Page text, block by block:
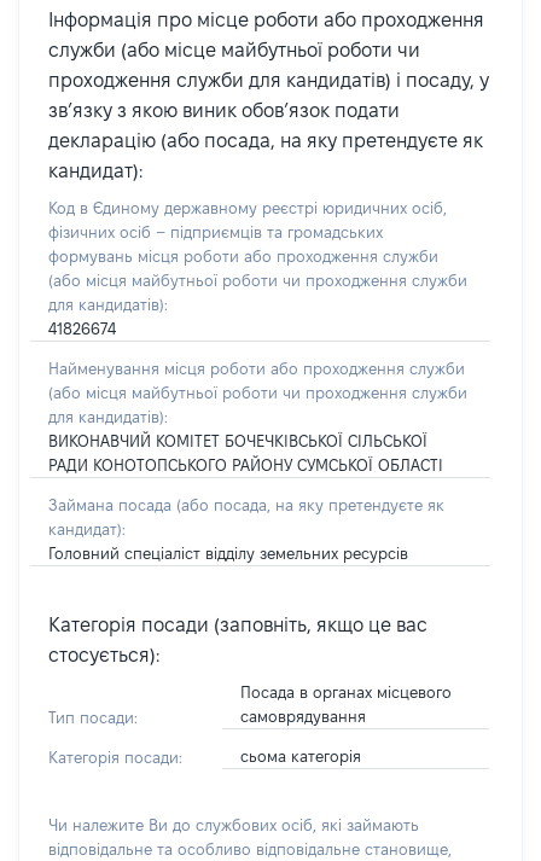
Інформація про місце роботи або проходження
служби (або місце майбутньої роботи чи
проходження служби для кандидатів) і посаду, у
зв’язку з якою виник обов’язок подати
декларацію (або посада, на яку претендуєте як
кандидат):
Код в Єдиному державному реєстрі юридичних осіб,
фізичних осіб – підприємців та громадських
формувань місця роботи або проходження служби
(або місця майбутньої роботи чи проходження служби
для кандидатів):
41826674
Найменування місця роботи або проходження служби
(або місця майбутньої роботи чи проходження служби
для кандидатів):
ВИКОНАВЧИЙ КОМІТЕТ БОЧЕЧКІВСЬКОЇ СІЛЬСЬКОЇ
РАДИ КОНОТОПСЬКОГО РАЙОНУ СУМСЬКОЇ ОБЛАСТІ
Займана посада (або посада, на яку претендуєте як
кандидат):
Головний спеціаліст відділу земельних ресурсів
Категорія посади (заповніть, якщо це вас
стосується):
Тип посади:
Посада в органах місцевого
самоврядування
Категорія посади: сьома категорія
Чи належите Ви до службових осіб, які займають
відповідальне та особливо відповідальне становище,